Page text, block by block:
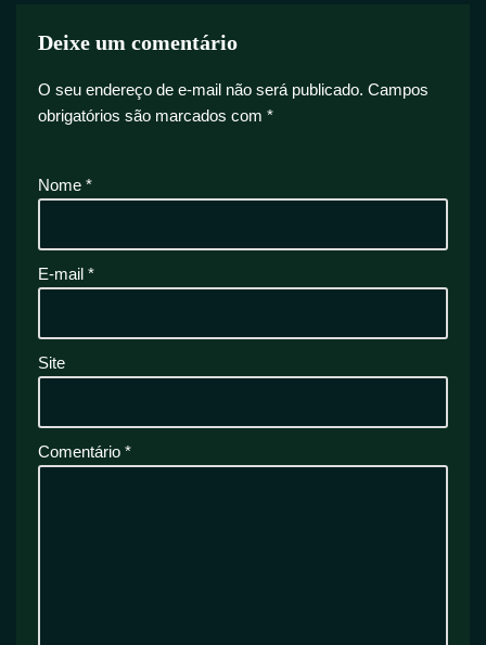
Deixe um comentário
O seu endereço de e-mail não será publicado. Campos
obrigatórios são marcados com *
Nome *
E-mail *
Site
Comentário *